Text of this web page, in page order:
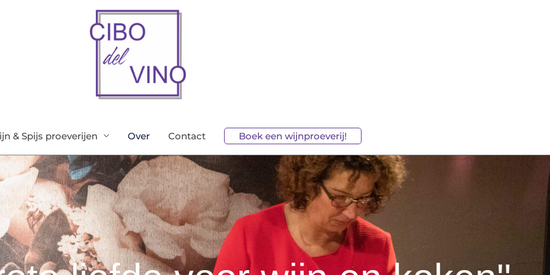
& Spijs proeverijen Over Contact Boek een wijnproeverij!